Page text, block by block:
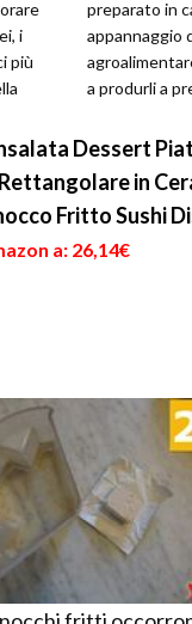
i
più
preparato in
appannaggio
a produrli a
Dessert
in
Fritto Sushi
a: 26,14€